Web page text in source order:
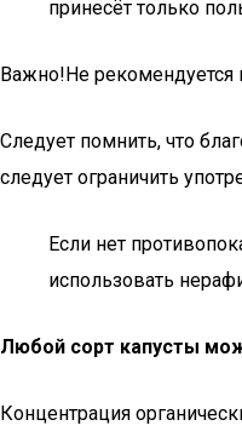
принесёт только
Важно!Не рекомендуется
Следует помнить, что
следует ограничить
Если нет
использовать
Любой сорт капусты
Концентрация